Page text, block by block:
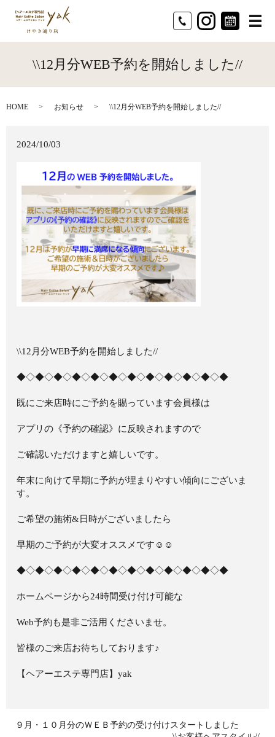
メ
\\12月分WEB予約を開始しました//
HOME お知らせ \\12月分WEB予約を開始しました//
2024/10/03
\\12月分WEB予約を開始しました//
◆◇◆◇◆◇◆◇◆◇◆◇◆◇◆◇◆◇◆◇◆◇◆
既にご来店時にご予約を賜っています会員様は
アプリの《予約の確認》に反映されますので
ご確認いただけますと嬉しいです。
年末に向けて早期に予約が埋まりやすい傾向にございま
す。
ご希望の施術&日時がございましたら
早期のご予約が大変オススメです☺︎☺︎
◆◇◆◇◆◇◆◇◆◇◆◇◆◇◆◇◆◇◆◇◆◇◆
ホームページから24時間受け付け可能な
Web予約も是非ご活用くださいませ。
皆様のご来店お待ちしております♪
【ヘアーエステ専門店】yak
９月・１０月分のＷＥＢ予約の受け付けスタートしました